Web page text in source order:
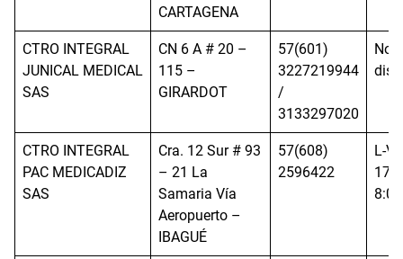
CARTAGENA
CTRO INTEGRAL
JUNICAL MEDICAL
SAS
CN 6 A # 20 –
115 –
GIRARDOT
57(601)
3227219944
/
3133297020
No
CTRO INTEGRAL
PAC MEDICADIZ
SAS
Cra. 12 Sur # 93
– 21 La
Samaria Vía
Aeropuerto –
IBAGUÉ
57(608)
2596422
L-